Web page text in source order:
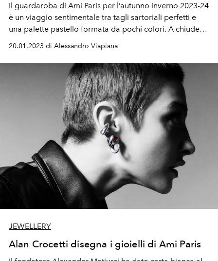
Il guardaroba di Ami Paris per l’autunno inverno 2023-24
è un viaggio sentimentale tra tagli sartoriali perfetti e
una palette pastello formata da pochi colori. A chiudere
Charlotte Rampling
Manu Ríos, Noah Beck, la K-Pop star Hoshi tra i
tantissimi ospiti in front-row.
20.01.2023 di Alessandro Viapiana
JEWELLERY
Alan Crocetti disegna i gioielli di Ami Paris